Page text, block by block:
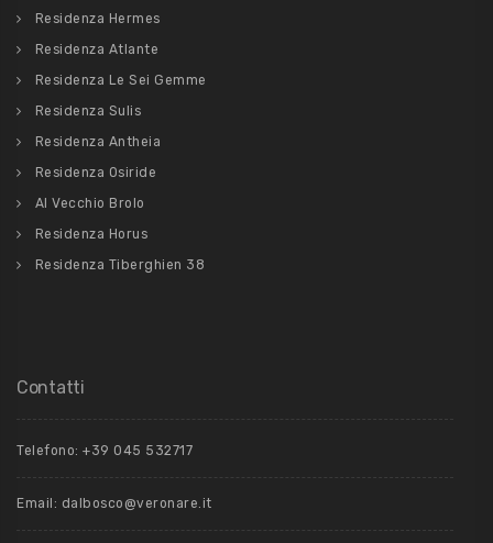
Residenza Hermes
Residenza Atlante
Residenza Le Sei Gemme
Residenza Sulis
Residenza Antheia
Residenza Osiride
Al Vecchio Brolo
Residenza Horus
Residenza Tiberghien 38
Contatti
Telefono: +39 045 532717
Email: dalbosco@veronare.it